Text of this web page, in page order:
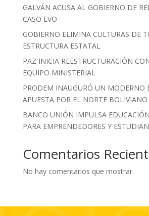
GALVÁN ACUSA AL GOBIERNO DE
CASO EVO
GOBIERNO ELIMINA CULTURAS DE
ESTRUCTURA ESTATAL
PAZ INICIA REESTRUCTURACIÓN
EQUIPO MINISTERIAL
PRODEM INAUGURÓ UN MODERNO
APUESTA POR EL NORTE BOLIVIANO
BANCO UNIÓN IMPULSA
PARA EMPRENDEDORES Y
Comentarios
No hay comentarios que mostrar.